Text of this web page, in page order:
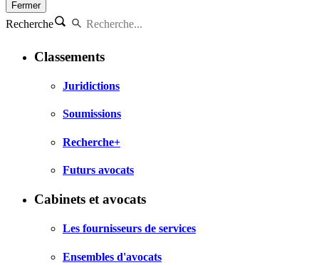
Fermer
Recherche
Classements
Juridictions
Soumissions
Recherche+
Futurs avocats
Cabinets et avocats
Les fournisseurs de services
Ensembles d'avocats